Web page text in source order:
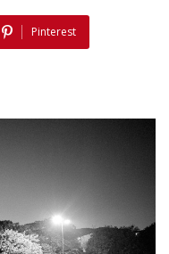
Pinterest